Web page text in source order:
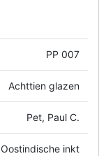
PP 007
Achttien glazen
Pet, Paul C.
Oostindische inkt